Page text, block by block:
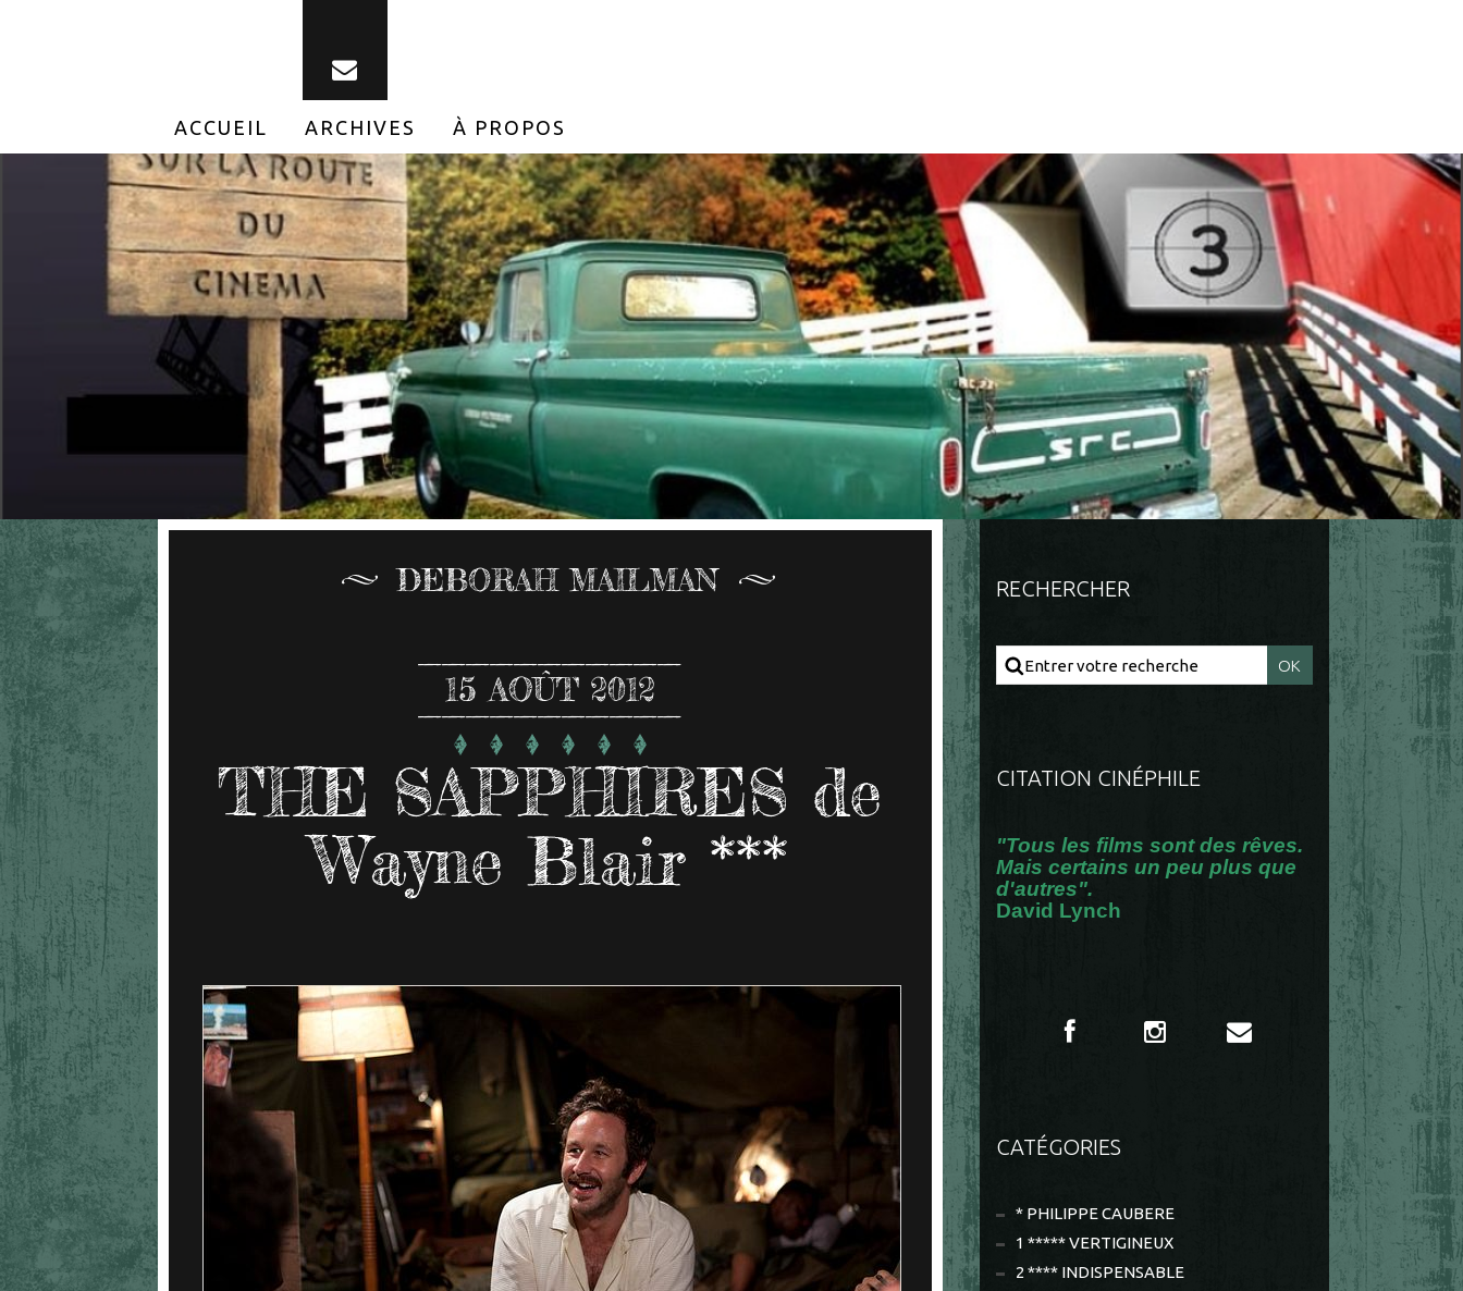
ACCUEIL ARCHIVES À PROPOS
DEBORAH MAILMAN
15 AOÛT 2012
THE SAPPHIRES de
Wayne Blair ***
RECHERCHER
CITATION CINÉPHILE
"Tous les films sont des rêves.
Mais certains un peu plus que
d'autres".
David Lynch
CATÉGORIES
* PHILIPPE CAUBERE
1 ***** VERTIGINEUX
2 **** INDISPENSABLE